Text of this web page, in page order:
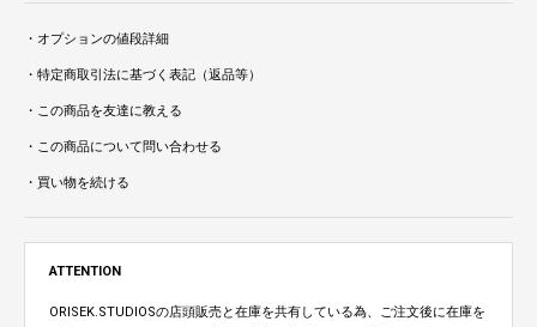
・オプションの値段詳細
・特定商取引法に基づく表記（返品等）
・この商品を友達に教える
・この商品について問い合わせる
・買い物を続ける
ATTENTION
ORISEK.STUDIOSの店頭販売と在庫を共有している為、ご注文後に在庫を